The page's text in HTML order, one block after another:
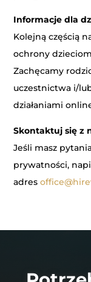
Informacje dla
Kolejną częścią
ochrony
Zachęcamy
uczestnictwa i/
działaniami
Skontaktuj się z
Jeśli masz
prywatności,
adres